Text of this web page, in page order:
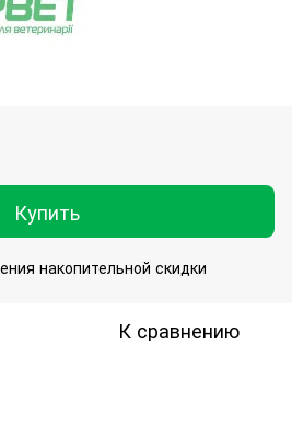
Купить
накопительной скидки
К сравнению